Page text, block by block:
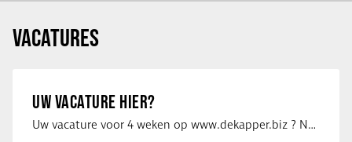
VACATURES
UW VACATURE HIER?
Uw vacature voor 4 weken op www.dekapper.biz ? Neem dan contact op met Maaike …